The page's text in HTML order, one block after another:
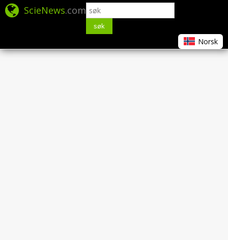
ScieNews.com
søk
Norsk